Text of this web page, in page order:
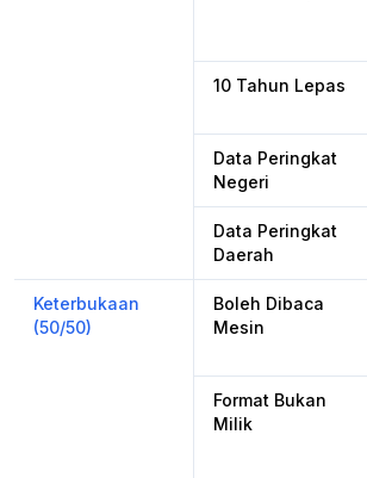
10 Tahun Lepas
Data Peringkat
Negeri
Data Peringkat
Daerah
Keterbukaan
(50/50)
Boleh Dibaca
Mesin
Format Bukan
Milik